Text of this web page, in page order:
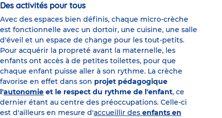
Des activités pour tous
Avec des espaces bien définis, chaque micro-crèche
est fonctionnelle avec un dortoir, une cuisine, une salle
d'éveil et un espace de change pour les tout-petits.
Pour acquérir la propreté avant la maternelle, les
enfants ont accès à de petites toilettes, pour que
chaque enfant puisse aller à son rythme. La crèche
favorise en effet dans son projet pédagogique
l'autonomie et le respect du rythme de l'enfant, ce
dernier étant au centre des préoccupations. Celle-ci
est d'ailleurs en mesure d'accueillir des enfants en